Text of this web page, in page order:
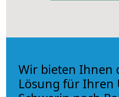
Wir bieten Ihnen
Lösung für Ihren